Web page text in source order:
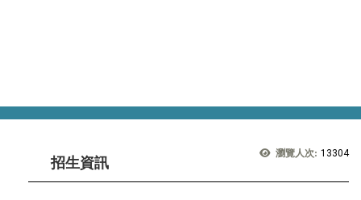
瀏覽人次: 13304
招生資訊